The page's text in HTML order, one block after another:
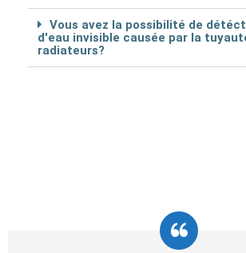
Vous avez la possibilité de
d'eau invisible causée par la
radiateurs?